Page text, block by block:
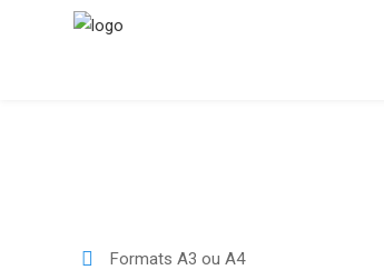
Formats A3 ou A4